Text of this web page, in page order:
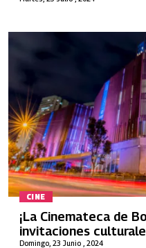
CINE
Domingo, 23 Junio , 2024
¡La Cinemateca de
invitaciones